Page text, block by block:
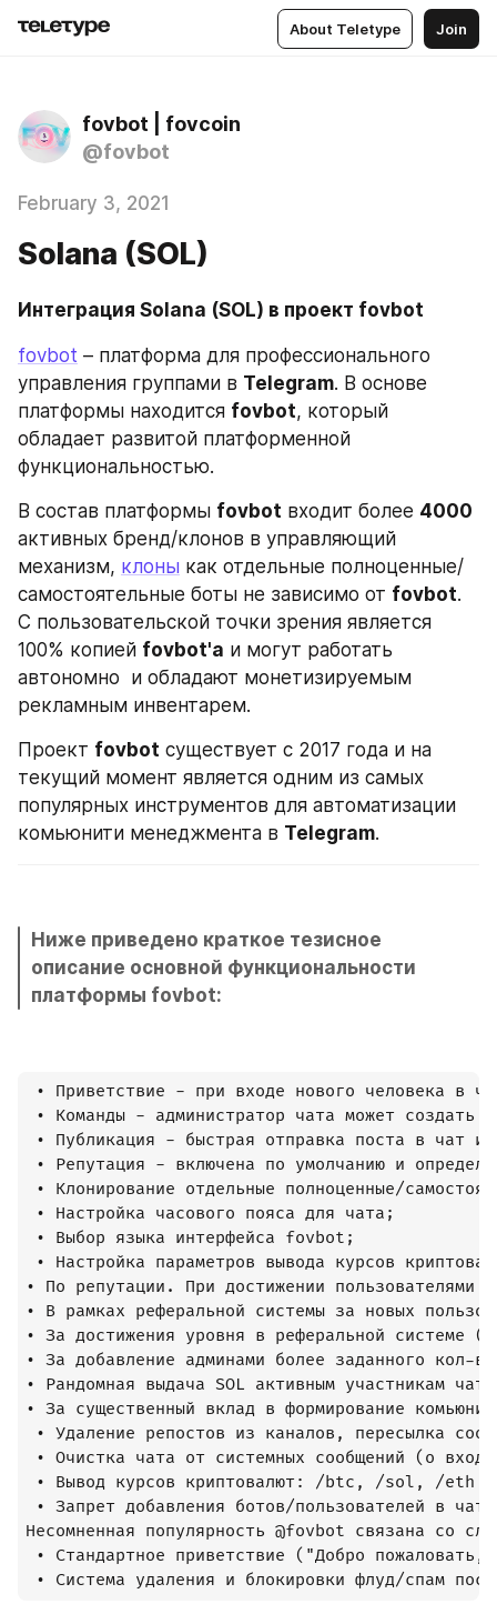
About Teletype Join
fovbot | fovcoin
@fovbot
February 3, 2021
Solana (SOL)
Интеграция Solana (SOL) в проект fovbot
fovbot – платформа для профессионального
управления группами в Telegram. В основе
платформы находится fovbot, который
обладает развитой платформенной
функциональностью.
В состав платформы fovbot входит более 4000
активных бренд/клонов в управляющий
механизм, клоны как отдельные полноценные/
самостоятельные боты не зависимо от fovbot.
С пользовательской точки зрения является
100% копией fovbot'a и могут работать
автономно  и обладают монетизируемым
рекламным инвентарем.
Проект fovbot существует с 2017 года и на
текущий момент является одним из самых
популярных инструментов для автоматизации
комьюнити менеджмента в Telegram.
Ниже приведено краткое тезисное
описание основной функциональности
платформы fovbot:
• Приветствие - при входе нового человека в
• Команды - администратор чата может создать
• Публикация - быстрая отправка поста в чат
• Репутация - включена по умолчанию и
• Клонирование отдельные полноценные/
• Настройка часового пояса для чата;
• Выбор языка интерфейса fovbot;
• Настройка параметров вывода курсов
• По репутации. При достижении пользователями
• В рамках реферальной системы за новых
• За достижения уровня в реферальной системе
• За добавление админами более заданного
• Рандомная выдача SOL активным участникам
• За существенный вклад в формирование
• Удаление репостов из каналов, пересылка
• Очистка чата от системных сообщений (о
• Вывод курсов криптовалют: /btc, /sol, /eth
• Запрет добавления ботов/пользователей в чат;
Несомненная популярность @fovbot связана со
• Стандартное приветствие ("Добро пожаловать,
• Система удаления и блокировки флуд/спам